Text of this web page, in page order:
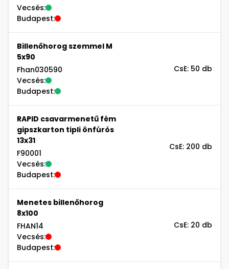
Vecsés:
Budapest:
Billenőhorog szemmel M
5x90
Fhan030590
Vecsés:
Budapest:
CsE: 50 db
RAPID csavarmenetű fém
gipszkarton tipli önfúrós
13x31
F90001
Vecsés:
Budapest:
CsE: 200 db
Menetes billenőhorog
8x100
FHAN14
Vecsés:
Budapest:
CsE: 20 db